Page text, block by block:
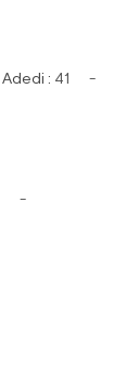
: 41